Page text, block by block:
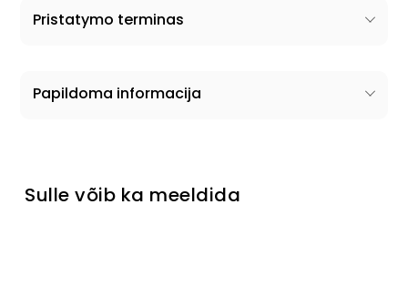
Pristatymo terminas
Papildoma informacija
Sulle võib ka meeldida